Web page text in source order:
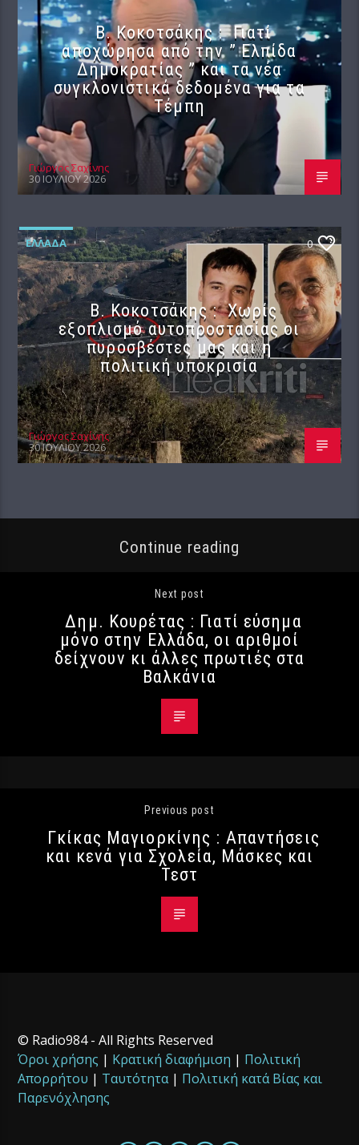
Β. Κοκοτσάκης : Γιατί
αποχώρησα από την ” Ελπίδα
Δημοκρατίας ” και τα νέα
συγκλονιστικά δεδομένα για τα
Τέμπη
Γιώργος Σαχίνης
30 ΙΟΥΛΊΟΥ 2026
ΕΛΛΆΔΑ 0
Β. Κοκοτσάκης : Χωρίς
εξοπλισμό αυτοπροστασίας οι
πυροσβέστες μας και η
πολιτική υποκρισία
Γιώργος Σαχίνης
30 ΙΟΥΛΊΟΥ 2026
Continue reading
Next post
Δημ. Κουρέτας : Γιατί εύσημα
μόνο στην Ελλάδα, οι αριθμοί
δείχνουν κι άλλες πρωτιές στα
Βαλκάνια
Previous post
Γκίκας Μαγιορκίνης : Απαντήσεις
και κενά για Σχολεία, Μάσκες και
Τεστ
© Radio984 - All Rights Reserved
Όροι χρήσης | Κρατική διαφήμιση | Πολιτική
Απορρήτου | Ταυτότητα| Πολιτική κατά Βίας και
Παρενόχλησης